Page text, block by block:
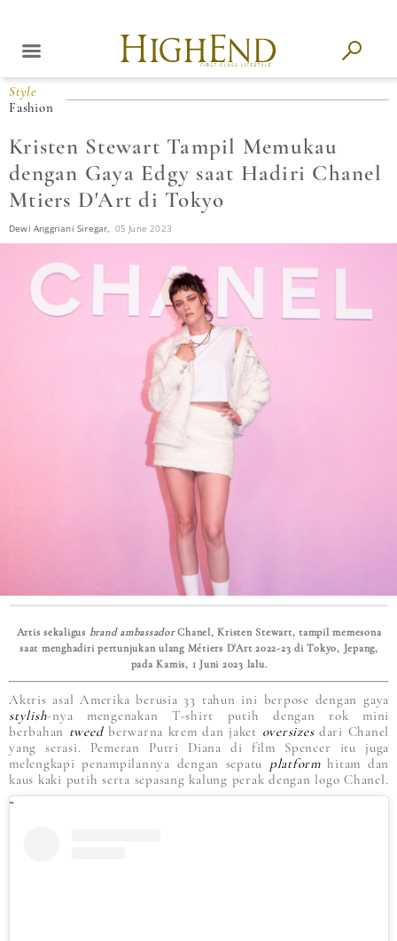
Style
Fashion
Kristen Stewart Tampil Memukau
dengan Gaya Edgy saat Hadiri Chanel
Mtiers D'Art di Tokyo
Dewi Anggriani Siregar, 05 June 2023
Artis sekaligus brand ambassadorChanel, Kristen Stewart, tampil memesona
saat menghadiri pertunjukan ulang Métiers D'Art 2022-23 di Tokyo, Jepang,
pada Kamis, 1 Juni 2023 lalu.
Aktris asal Amerika berusia 33 tahun ini berpose dengan gaya
stylish-nya mengenakan T-shirt putih dengan rok mini
berbahan tweed berwarna krem dan jaket oversizes dari Chanel
yang serasi. Pemeran Putri Diana di film Spencer itu juga
melengkapi penampilannya dengan sepatu platformhitam dan
kaus kaki putih serta sepasang kalung perak dengan logo Chanel.